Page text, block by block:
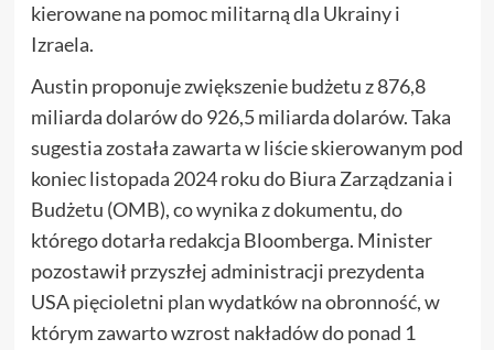
kierowane na pomoc militarną dla Ukrainy i
Izraela.
Austin proponuje zwiększenie budżetu z 876,8
miliarda dolarów do 926,5 miliarda dolarów. Taka
sugestia została zawarta w liście skierowanym pod
koniec listopada 2024 roku do Biura Zarządzania i
Budżetu (OMB), co wynika z dokumentu, do
którego dotarła redakcja Bloomberga. Minister
pozostawił przyszłej administracji prezydenta
USA pięcioletni plan wydatków na obronność, w
którym zawarto wzrost nakładów do ponad 1